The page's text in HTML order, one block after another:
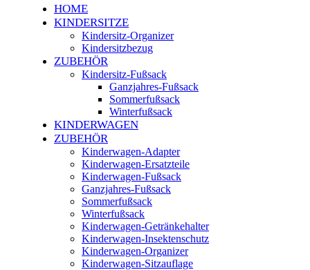
HOME
KINDERSITZE
Kindersitz-Organizer
Kindersitzbezug
ZUBEHÖR
Kindersitz-Fußsack
Ganzjahres-Fußsack
Sommerfußsack
Winterfußsack
KINDERWAGEN
ZUBEHÖR
Kinderwagen-Adapter
Kinderwagen-Ersatzteile
Kinderwagen-Fußsack
Ganzjahres-Fußsack
Sommerfußsack
Winterfußsack
Kinderwagen-Getränkehalter
Kinderwagen-Insektenschutz
Kinderwagen-Organizer
Kinderwagen-Sitzauflage